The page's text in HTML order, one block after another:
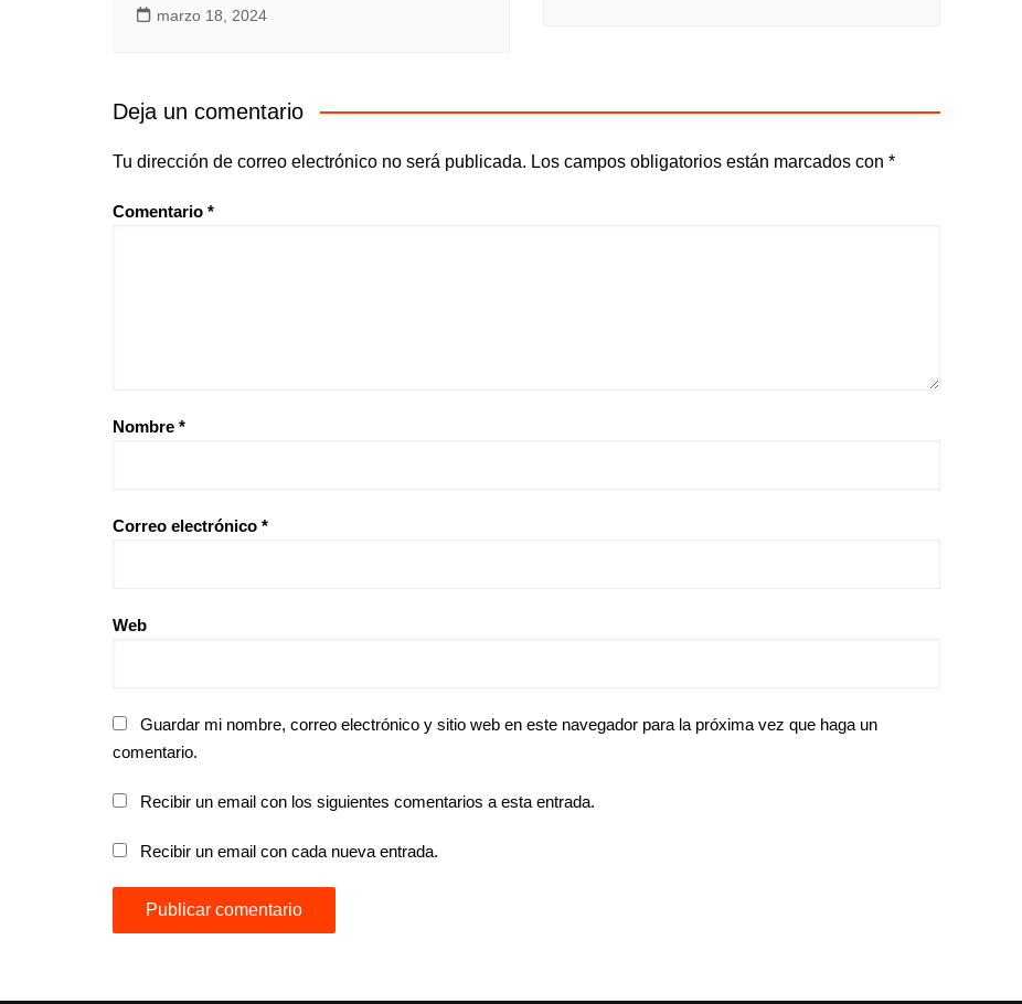
marzo 18, 2024
Deja un comentario
Tu dirección de correo electrónico no será publicada. Los campos obligatorios están marcados con *
Comentario *
Nombre *
Correo electrónico *
Web
Guardar mi nombre, correo electrónico y sitio web en este navegador para la próxima vez que haga un
comentario.
Recibir un email con los siguientes comentarios a esta entrada.
Recibir un email con cada nueva entrada.